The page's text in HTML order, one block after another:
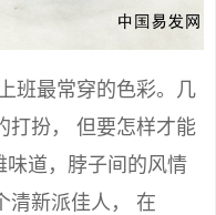
班最常穿的色彩。几
打扮， 但要怎样才能
味道，脖子间的风情
清新派佳人， 在